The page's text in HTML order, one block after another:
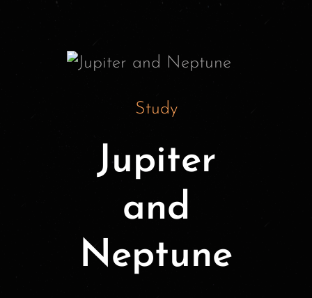
Study
Jupiter
and
Neptune